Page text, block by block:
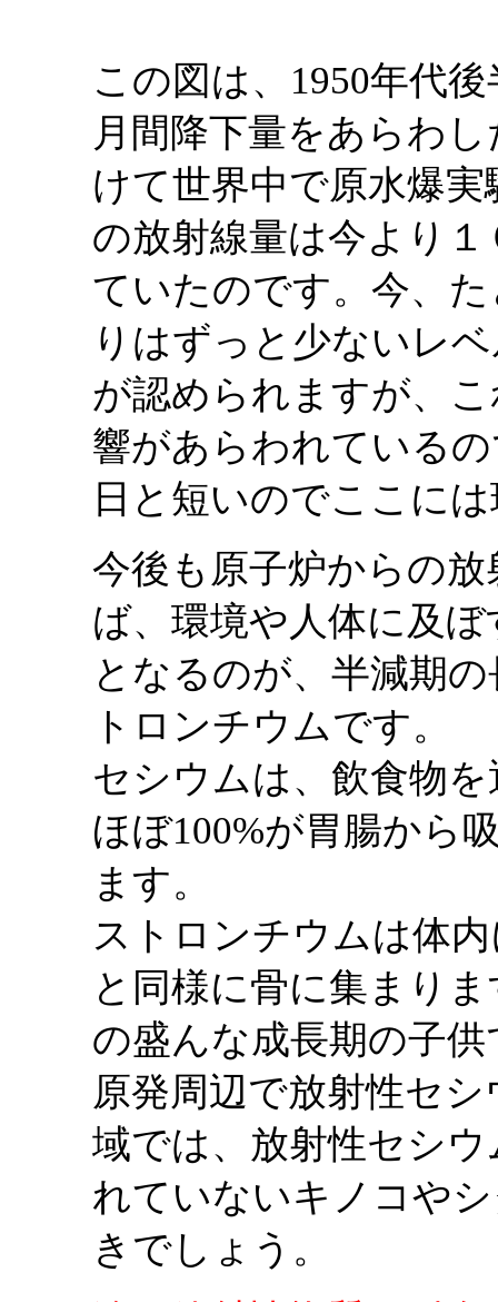
この図は、1950年代
月間降下量をあらわ
けて世界中で原水爆
の放射線量は今より
ていたのです。今、
りはずっと少ないレ
が認められますが、
響があらわれている
日と短いのでここに
今後も原子炉からの
ば、環境や人体に及
となるのが、半減期
トロンチウムです。
セシウムは、飲食物
ほぼ100%が胃腸から
ます。
ストロンチウムは体
と同様に骨に集まり
の盛んな成長期の子
原発周辺で放射性セ
域では、放射性セシ
れていないキノコや
きでしょう。